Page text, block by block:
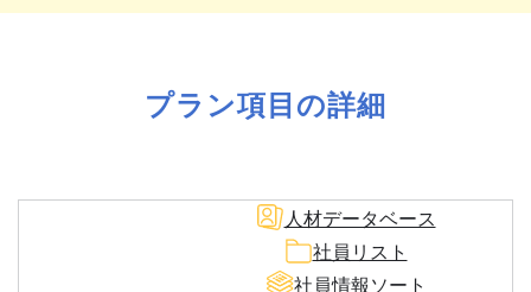
プラン項目の詳細
人材データベース
社員リスト
社員情報ソート